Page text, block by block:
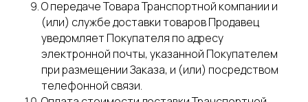
О передаче Товара Транспортной компании и
(или) службе доставки товаров Продавец
уведомляет Покупателя по адресу
электронной почты, указанной Покупателем
при размещении Заказа, и (или) посредством
телефонной связи.